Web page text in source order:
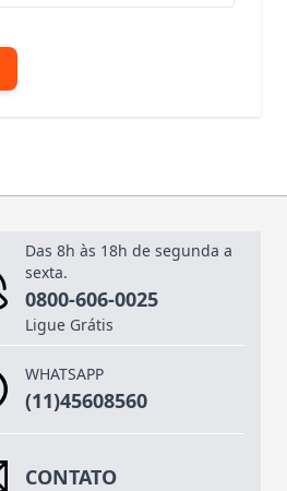
Das 8h às 18h de segunda a
sexta.
0800-606-0025
Ligue Grátis
WHATSAPP
(11)45608560
CONTATO